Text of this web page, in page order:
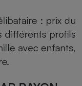
: prix du
différents profils
avec enfants,